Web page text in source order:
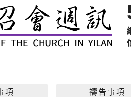
項 禱告事項